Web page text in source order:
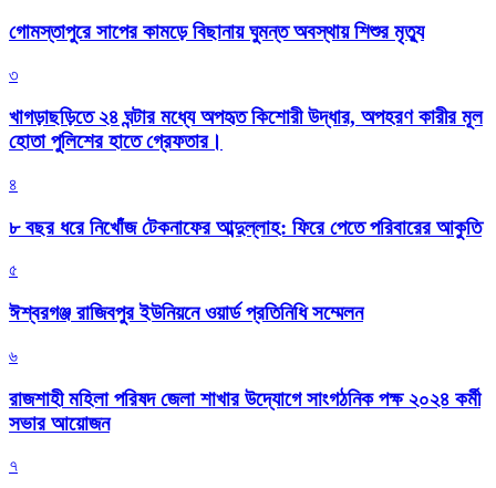
গোমস্তাপুরে সাপের কামড়ে বিছানায় ঘুমন্ত অবস্থায় শিশুর মৃত্যু
৩
খাগড়াছড়িতে ২৪ ঘন্টার মধ্যে অপহৃত কিশোরী উদ্ধার, অপহরণ কারীর মূল
হোতা পুলিশের হাতে গ্রেফতার।
৪
৮ বছর ধরে নিখোঁজ টেকনাফের আব্দুল্লাহ: ফিরে পেতে পরিবারের আকুতি
৫
ঈশ্বরগঞ্জ রাজিবপুর ইউনিয়নে ওয়ার্ড প্রতিনিধি সম্মেলন
৬
রাজশাহী মহিলা পরিষদ জেলা শাখার উদ্যোগে সাংগঠনিক পক্ষ ২০২৪ কর্মী
সভার আয়োজন
৭